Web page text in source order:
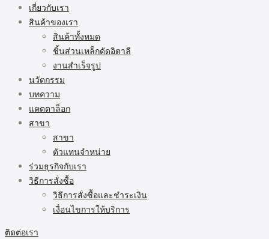
เกี่ยวกับเรา
สินค้าของเรา
สินค้าทั้งหมด
ชิ้นส่วนเหล็กดัดอิตาลี
งานสำเร็จรูป
นวัตกรรม
บทความ
แคตตาล็อก
สาขา
สาขา
ตัวแทนจำหน่าย
ร่วมธุรกิจกับเรา
วิธีการสั่งซื้อ
วิธีการสั่งซื้อและชำระเงิน
เงื่อนไขการให้บริการ
ติดต่อเรา